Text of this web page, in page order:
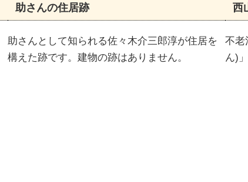
助さんの住居跡
助さんとして知られる佐々木介三郎淳が住居を
構えた跡です。建物の跡はありません。
西
不老
ん)